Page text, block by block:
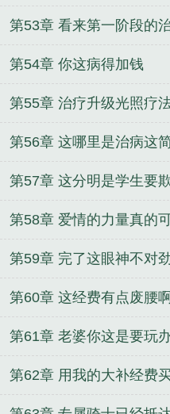
第53章 看来第一阶段的
第54章 你这病得加钱
第55章 治疗升级光照疗
第56章 这哪里是治病这
第57章 这分明是学生要
第58章 爱情的力量真的
第59章 完了这眼神不对
第60章 这经费有点废腰啊
第61章 老婆你这是要玩
第62章 用我的大补经费